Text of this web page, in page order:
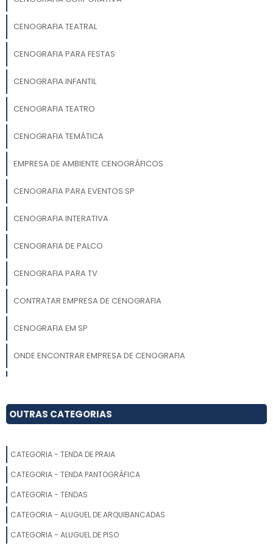
evento, tornando-o mais envolvente e
aumentando o impacto e o sucesso do
CENOGRAFIA TEATRAL
CENOGRAFIA PARA FESTAS
CENOGRAFIA INFANTIL
CENOGRAFIA TEATRO
CENOGRAFIA TEMÁTICA
EMPRESA DE AMBIENTE CENOGRÁFICOS
CENOGRAFIA PARA EVENTOS SP
CENOGRAFIA INTERATIVA
CENOGRAFIA DE PALCO
CENOGRAFIA PARA TV
CONTRATAR EMPRESA DE CENOGRAFIA
CENOGRAFIA EM SP
ONDE ENCONTRAR EMPRESA DE CENOGRAFIA
EMPRESA DE PROJETO DE CENOGRAFIA
CENOGRAFIA PARA LOJA SHOWROOM
CENOGRAFIA DE NATAL
OUTRAS CATEGORIAS
CATEGORIA - TENDA DE PRAIA
CATEGORIA - TENDA PANTOGRÁFICA
CATEGORIA - TENDAS
CATEGORIA - ALUGUEL DE ARQUIBANCADAS
CATEGORIA - ALUGUEL DE PISO